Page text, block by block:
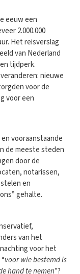
eeuw een
2.000.000
Het reisverslag
van Nederland
tijdperk.
nieuwe
voor de
voor een
vooraanstaande
de meeste steden
door de
notarissen,
en
gehalte.
van het
voor het
voor wie bestemd is
hand te nemen”?